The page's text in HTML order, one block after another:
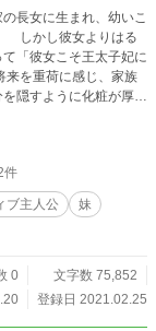
長女に生まれ、幼いこ
しかし彼女よりはる
「彼女こそ王太子妃に
を重荷に感じ、家族
隠すように化粧が厚く
壁顔令嬢」と呼ばれて
も冷たく、このまま
流されるままに生き
ミシカをある日、城に
婚約
件
ブ主人公
妹
0
文字数 75,852
登録日 2021.02.25